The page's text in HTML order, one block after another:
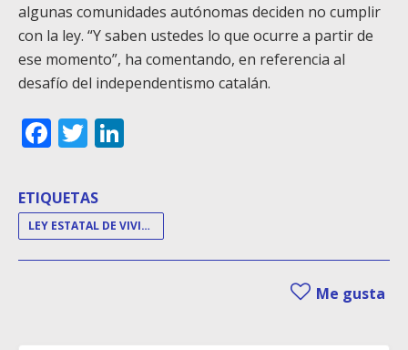
algunas comunidades autónomas deciden no cumplir
con la ley. “Y saben ustedes lo que ocurre a partir de
ese momento”, ha comentando, en referencia al
desafío del independentismo catalán.
Facebook
Twitter
ETIQUETAS
LEY ESTATAL DE VIVIENDA
Me gusta